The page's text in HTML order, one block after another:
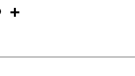
Line